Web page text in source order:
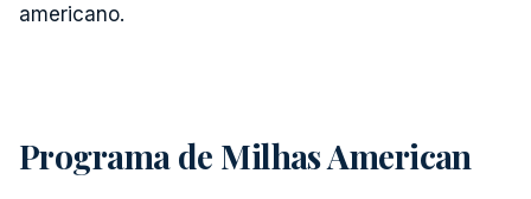
americano.
Programa de Milhas American